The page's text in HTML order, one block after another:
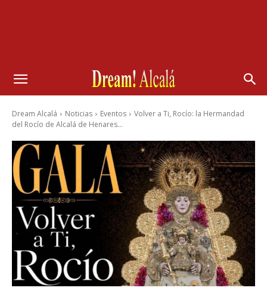
Dream Alcalá Noticias Eventos
Volver a Ti, Rocío: la Hermandad
del Rocío de Alcalá de Henares...